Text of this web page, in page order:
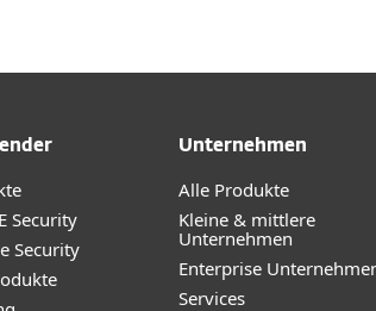
Security
Security
Unternehmen
Alle Produkte
Kleine & mittlere
Unternehmen
Enterprise
Services